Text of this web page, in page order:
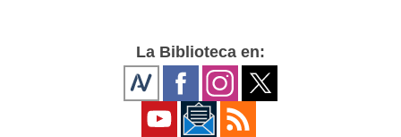
La Biblioteca en: